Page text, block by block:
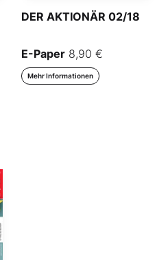
DER AKTIONÄR 02/18
E-Paper 8,90 €
Mehr Informationen